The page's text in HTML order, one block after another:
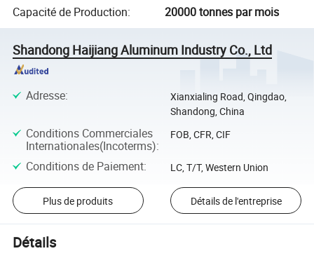
Capacité de Production: 20000 tonnes par mois
Shandong Haijiang Aluminum Industry Co., Ltd
Adresse:
Xianxialing Road, Qingdao,
Shandong, China
Conditions Commerciales
Internationales(Incoterms):
FOB, CFR, CIF
Conditions de Paiement: LC, T/T, Western Union
Plus de produits Détails de l'entreprise
Détails